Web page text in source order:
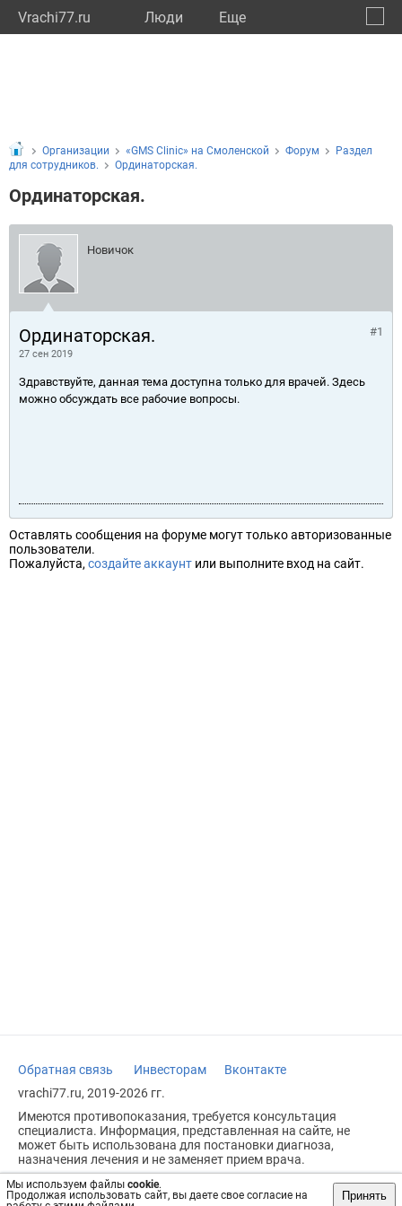
Vrachi77.ru Люди Eще
Мы используем файлы cookie.
Продолжая использовать сайт, вы даете свое согласие на
Принять
Организации «GMS Clinic» на Смоленской Форум
Раздел
для сотрудников.
Ординаторская.
Ординаторская.
Новичок
Ординаторская.
27 сен 2019
#1
Здравствуйте, данная тема доступна только для врачей. Здесь
можно обсуждать все рабочие вопросы.
Оставлять сообщения на форуме могут только авторизованные
пользователи.
Пожалуйста, создайте аккаунт или выполните вход на сайт.
Обратная связь Инвесторам
Вконтакте
vrachi77.ru, 2019-2026 гг.
Имеются противопоказания, требуется консультация
специалиста. Информация, представленная на сайте, не
может быть использована для постановки диагноза,
назначения лечения и не заменяет прием врача.
Возрастное ограничение: 18+